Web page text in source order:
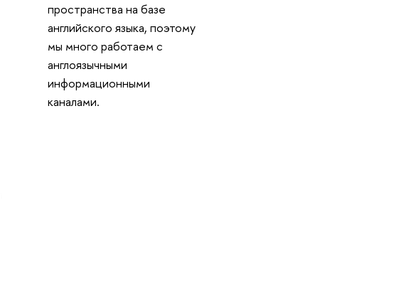
пространства на базе
английского языка, поэтому
мы много работаем с
англоязычными
информационными
каналами.